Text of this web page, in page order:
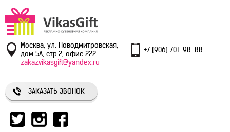
Москва, ул. Новодмитровская,
дом 5А, стр.2, офис 222
+7 (906) 701-98-88
zakazvikasgift@yandex.ru
ЗАКАЗАТЬ ЗВОНОК